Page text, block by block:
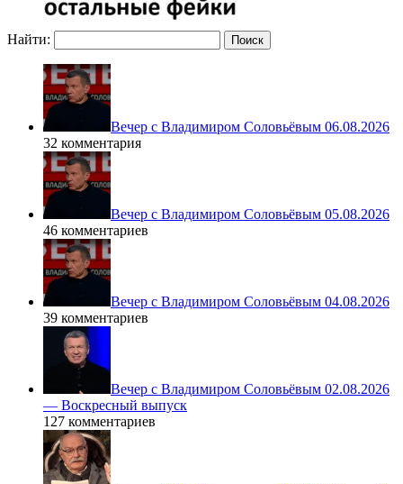
Найти:
Вечер с Владимиром Соловьёвым 06.08.2026
32 комментария
Вечер с Владимиром Соловьёвым 05.08.2026
46 комментариев
Вечер с Владимиром Соловьёвым 04.08.2026
39 комментариев
Вечер с Владимиром Соловьёвым 02.08.2026
— Воскресный выпуск
127 комментариев